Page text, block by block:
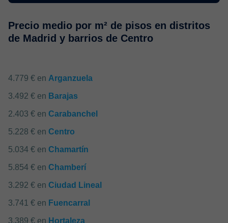
Precio medio por m² de pisos en distritos
de Madrid y barrios de Centro
4.779 € en Arganzuela
3.492 € en Barajas
2.403 € en Carabanchel
5.228 € en Centro
5.034 € en Chamartín
5.854 € en Chamberí
3.292 € en Ciudad Lineal
3.741 € en Fuencarral
3.389 € en Hortaleza